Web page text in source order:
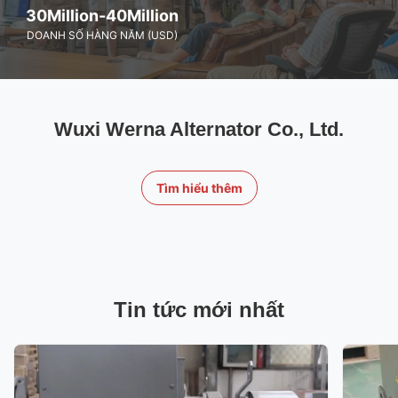
30Million-40Million
DOANH SỐ HÀNG NĂM (USD)
Wuxi Werna Alternator Co., Ltd.
Tìm hiểu thêm
Tin tức mới nhất